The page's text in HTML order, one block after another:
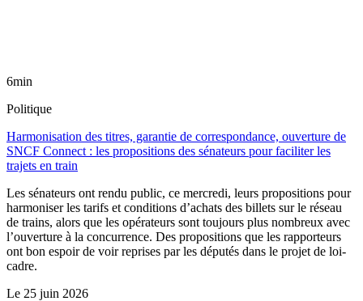
6min
Politique
Harmonisation des titres, garantie de correspondance, ouverture de
SNCF Connect : les propositions des sénateurs pour faciliter les
trajets en train
Les sénateurs ont rendu public, ce mercredi, leurs propositions pour
harmoniser les tarifs et conditions d’achats des billets sur le réseau
de trains, alors que les opérateurs sont toujours plus nombreux avec
l’ouverture à la concurrence. Des propositions que les rapporteurs
ont bon espoir de voir reprises par les députés dans le projet de loi-
cadre.
Le 25 juin 2026